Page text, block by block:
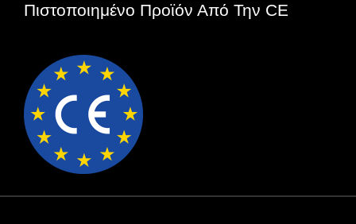
Πιστοποιημένο Προϊόν Από Την CE